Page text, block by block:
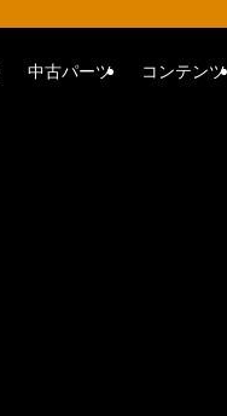
中古パーツ コンテンツ